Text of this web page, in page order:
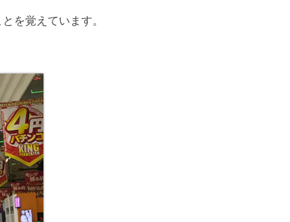
を覚えています。